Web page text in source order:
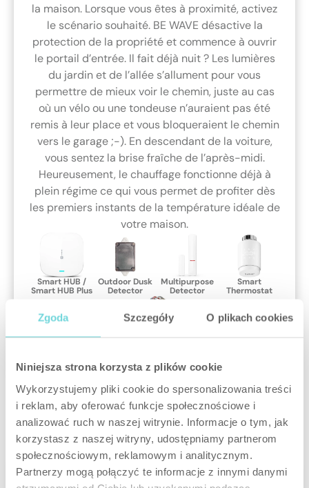
Zgoda Szczegóły O plikach cookies
Niniejsza strona korzysta z plików cookie
Wykorzystujemy pliki cookie do spersonalizowania treści
i reklam, aby oferować funkcje społecznościowe i
analizować ruch w naszej witrynie. Informacje o tym, jak
korzystasz z naszej witryny, udostępniamy partnerom
społecznościowym, reklamowym i analitycznym.
Partnerzy mogą połączyć te informacje z innymi danymi
la maison. Lorsque vous êtes à proximité, activez
le scénario souhaité. BE WAVE désactive la
protection de la propriété et commence à ouvrir
le portail d’entrée. Il fait déjà nuit ? Les lumières
du jardin et de l’allée s’allument pour vous
permettre de mieux voir le chemin, juste au cas
où un vélo ou une tondeuse n’auraient pas été
remis à leur place et vous bloqueraient le chemin
vers le garage ;-). En descendant de la voiture,
vous sentez la brise fraîche de l’après-midi.
Heureusement, le chauffage fonctionne déjà à
plein régime ce qui vous permet de profiter dès
les premiers instants de la température idéale de
votre maison.
Smart HUB /
Smart HUB Plus
Outdoor Dusk
Detector
Multipurpose
Detector
Smart
Thermostat